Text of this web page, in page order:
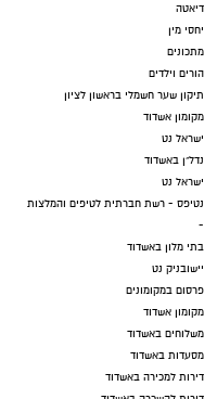
דיאטה
יחסי מין
מתכונים
הורים וילדים
תיקון שער חשמלי בראשון לציון
מקומון אשדוד
ישראל נט
נדל"ן באשדוד
ישראל נט
נטיפס - רשת חברתית לטיפים והמלצות
-
בתי מלון באשדוד
יישובניק נט
פרסום במקומונים
מקומון אשדוד
משלוחים באשדוד
מסעדות באשדוד
דירות למכירה באשדוד